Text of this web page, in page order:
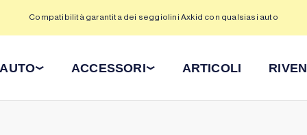
Compatibilità garantita dei seggiolini Axkid con qualsiasi auto
ACCESSORI ARTICOLI